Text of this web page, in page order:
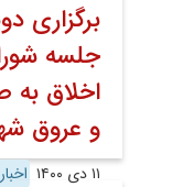
برگزاری
جلسه
اخلاق به
و عروق
۱۱ دی ۱۴۰۰ اخبار